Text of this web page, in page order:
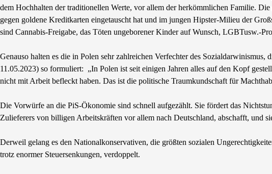
dem Hochhalten der traditionellen Werte, vor allem der herkömmlichen Familie.
gegen goldene Kreditkarten eingetauscht hat und im jungen Hipster-Milieu der
sind Cannabis-Freigabe, das Töten ungeborener Kinder auf Wunsch, LGBTusw.-
Genauso halten es die in Polen sehr zahlreichen Verfechter des
11.05.2023) so formuliert: „In Polen ist seit einigen Jahren alles auf den Kopf
nicht mit Arbeit befleckt haben. Das ist die politische Traumkundschaft für
Die Vorwürfe an die PiS-Ӧkonomie sind schnell aufgezählt. Sie fördert das
Zulieferers von billigen Arbeitskräften vor allem nach Deutschland, abschafft, und
Derweil gelang es den Nationalkonservativen, die größten sozialen
trotz enormer Steuersenkungen, verdoppelt.